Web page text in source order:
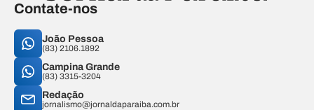
Contate-nos
João Pessoa
(83) 2106.1892
Campina Grande
(83) 3315-3204
Redação
jornalismo@jornaldaparaiba.com.br